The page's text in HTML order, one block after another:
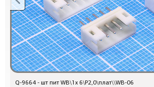
Q-9664 - шт пит WB\1x 6\P2,0\плат\\WB-06